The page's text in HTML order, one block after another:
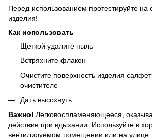
Перед использованием протестируйте на
изделия!
Как использовать
Щеткой удалите пыль
Встряхните флакон
Очистите поверхность изделия
очистителе
Дать высохнуть
Важно! Легковоспламеняющееся,
действие при вдыхании. Используйте в
вентилируемом помещении или на улице.